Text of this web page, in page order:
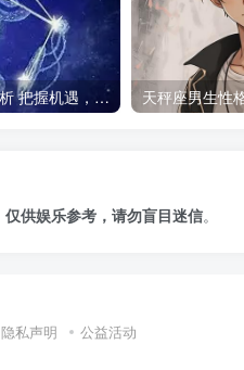
天秤座运势全解析 把握机遇，平衡前行 天秤座男生性
仅供娱乐参考，请勿盲目迷信。
隐私声明 公益活动